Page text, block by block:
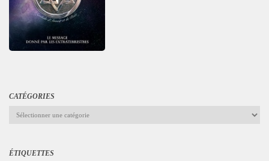
CATÉGORIES
Catégories
ÉTIQUETTES